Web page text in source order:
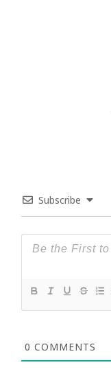
Subscribe
0 COMMENTS